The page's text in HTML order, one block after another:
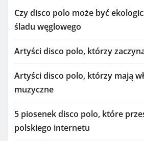
Czy disco polo może być
śladu węglowego
Artyści disco polo, którzy
Artyści disco polo, którzy mają
muzyczne
5 piosenek disco polo, które
polskiego internetu